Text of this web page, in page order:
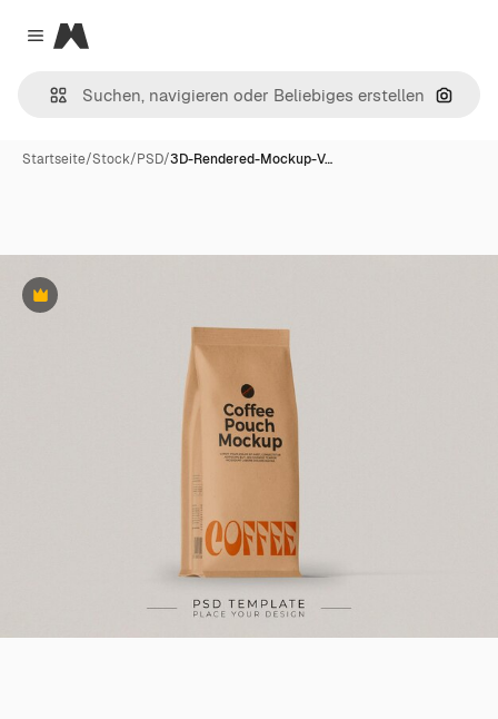
Close menu
Magnific
Nach
Startseite/Stock/PSD/3D-Rendered-Mockup-V…
Premium